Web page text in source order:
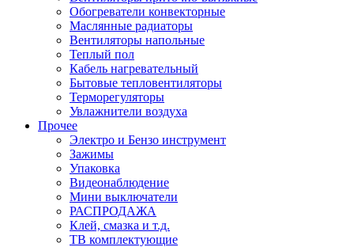
Обогреватели конвекторные
Маслянные радиаторы
Вентиляторы напольные
Теплый пол
Кабель нагревательный
Бытовые тепловентиляторы
Терморегуляторы
Увлажнители воздуха
Прочее
Электро и Бензо инструмент
Зажимы
Упаковка
Видеонаблюдение
Мини выключатели
РАСПРОДАЖА
Клей, смазка и т.д.
ТВ комплектующие